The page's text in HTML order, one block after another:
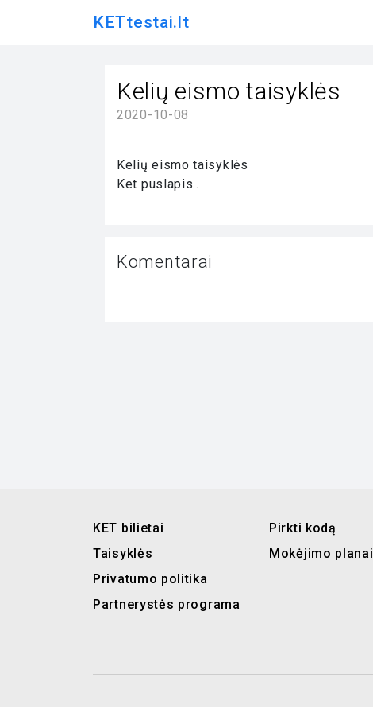
KETtestai.lt
Kelių eismo taisyklės
2020-10-08
Kelių eismo taisyklės
Ket puslapis..
Komentarai
KET bilietai
Taisyklės
Privatumo politika
Partnerystės programa
Pirkti kodą
Mokėjimo planai